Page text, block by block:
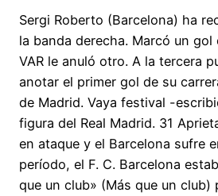
Sergi Roberto (Barcelona) ha
la banda derecha. Marcó un
VAR le anuló otro. A la tercera
anotar el primer gol de su
de Madrid. Vaya festival -
figura del Real Madrid. 31
en ataque y el Barcelona sufre
período, el F. C. Barcelona
que un club» (Más que un club)